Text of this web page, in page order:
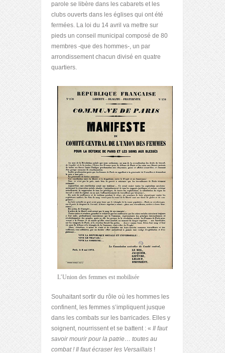
parole se libère dans les cabarets et les
clubs ouverts dans les églises qui ont été
fermées. La loi du 14 avril va mettre sur
pieds un conseil municipal composé de 80
membres -que des hommes-, un par
arrondissement chacun divisé en quatre
quartiers.
L’Union des femmes est mobilisée
Souhaitant sortir du rôle où les hommes les
confinent, les femmes s’impliquent jusque
dans les combats sur les barricades. Elles y
soignent, nourrissent et se battent : « Il faut
savoir mourir pour la patrie… toutes au
combat ! Il faut écraser les Versaillais !